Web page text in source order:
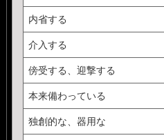
内省する
介入する
傍受する、迎撃する
本来備わっている
独創的な、器用な